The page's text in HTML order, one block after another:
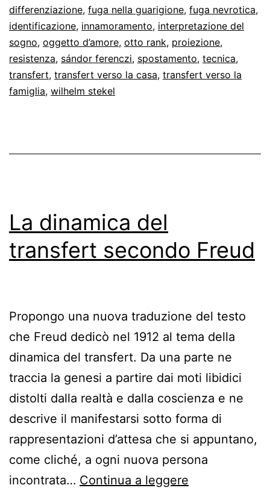
Stekel
differenziazione, fuga nella guarigione, fuga nevrotica,
identificazione, innamoramento, interpretazione del
sogno, oggetto d’amore, otto rank, proiezione,
resistenza, sándor ferenczi, spostamento, tecnica,
transfert, transfert verso la casa, transfert verso la
famiglia, wilhelm stekel
La dinamica del
transfert secondo Freud
Propongo una nuova traduzione del testo
che Freud dedicò nel 1912 al tema della
dinamica del transfert. Da una parte ne
traccia la genesi a partire dai moti libidici
distolti dalla realtà e dalla coscienza e ne
descrive il manifestarsi sotto forma di
rappresentazioni d’attesa che si appuntano,
come cliché, a ogni nuova persona
incontrata… Continua a leggere